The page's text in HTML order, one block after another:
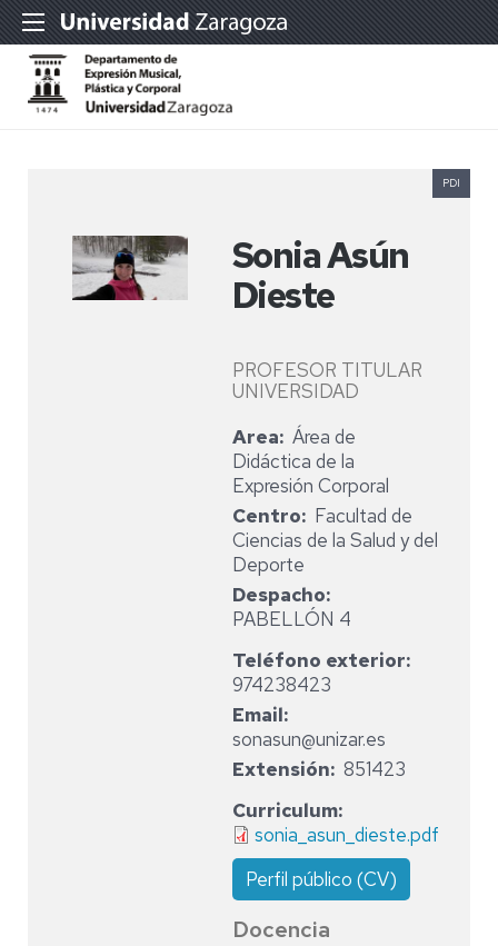
Sonia Asún
Dieste
PROFESOR TITULAR
UNIVERSIDAD
PDI
Area Área de
Didáctica de la
Expresión Corporal
Centro
Facultad de
Ciencias de la Salud y del
Deporte
Despacho
PABELLÓN 4
Teléfono exterior
974238423
Email
sonasun@unizar.es
Extensión 851423
Curriculum
sonia_asun_dieste.pdf
Perfil público (CV)
Docencia